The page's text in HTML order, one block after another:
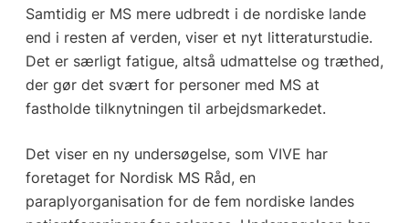
Samtidig er MS mere udbredt i de nordiske lande
end i resten af verden, viser et nyt litteraturstudie.
Det er særligt fatigue, altså udmattelse og træthed,
der gør det svært for personer med MS at
fastholde tilknytningen til arbejdsmarkedet.
Det viser en ny undersøgelse, som VIVE har
foretaget for Nordisk MS Råd, en
paraplyorganisation for de fem nordiske landes